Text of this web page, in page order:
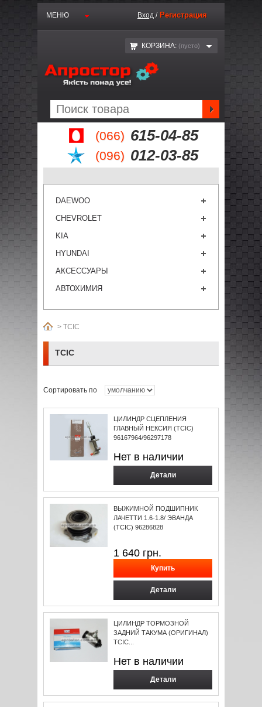
(066) 615-04-85
(096) 012-03-85
МЕНЮ Вход / Регистрация
КОРЗИНА: (пустo)
DAEWOO
CHEVROLET
KIA
HYUNDAI
АКСЕССУАРЫ
АВТОХИМИЯ
> TCIC
TCIC
Сортировать по
ЦИЛИНДР СЦЕПЛЕНИЯ
ГЛАВНЫЙ НЕКСИЯ (TCIC)
96167964/96297178
Нет в наличии
Детали
ВЫЖИМНОЙ ПОДШИПНИК
ЛАЧЕТТИ 1.6-1.8/ ЭВАНДА
(TCIC) 96286828
1 640 грн.
Детали
ЦИЛИНДР ТОРМОЗНОЙ
ЗАДНИЙ ТАКУМА (ОРИГИНАЛ)
TCIC...
Нет в наличии
Детали